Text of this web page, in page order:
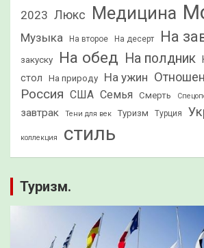
2023 Люкс Медицина
Музыка На второе На десерт На
закуску На обед На полдник
стол
На природу На ужин
Россия США Семья Смерть
завтрак
Тени для век Туризм Турция
коллекция стиль
Туризм.